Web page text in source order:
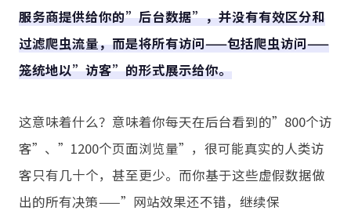
服务商提供给你的”后台数据”，并没有有效区分和
过滤爬虫流量，而是将所有访问——包括爬虫访问——
笼统地以”访客”的形式展示给你。
这意味着什么？意味着你每天在后台看到的”800个访
客”、”1200个页面浏览量”，很可能真实的人类访
客只有几十个，甚至更少。而你基于这些虚假数据做
出的所有决策——”网站效果还不错，继续保